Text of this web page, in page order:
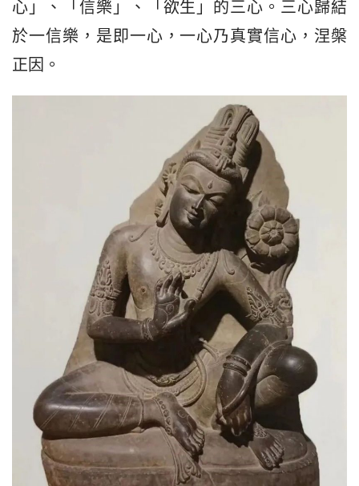
心」、「信樂」、「欲生」的三心。三心歸結
於一信樂，是即一心，一心乃真實信心，涅槃
正因。